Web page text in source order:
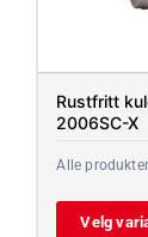
Rustfritt
2006SC-X
Alle
Velg